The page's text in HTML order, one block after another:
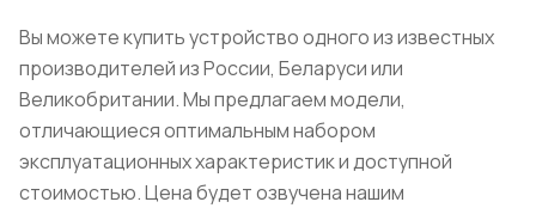
Вы можете купить устройство одного из известных
производителей из России, Беларуси или
Великобритании. Мы предлагаем модели,
отличающиеся оптимальным набором
эксплуатационных характеристик и доступной
стоимостью. Цена будет озвучена нашим